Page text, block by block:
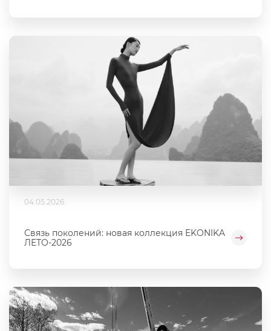
04.05.2026
Связь поколений: новая коллекция EKONIKA
ЛЕТО-2026